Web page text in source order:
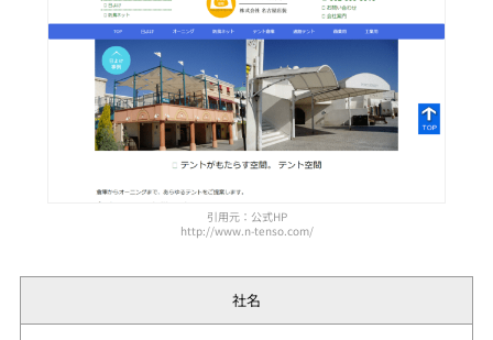
引用元：公式HP
http://www.n-tenso.com/
社名